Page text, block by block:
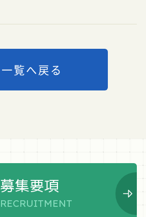
一覧へ戻る
募集要項
RECRUITMENT